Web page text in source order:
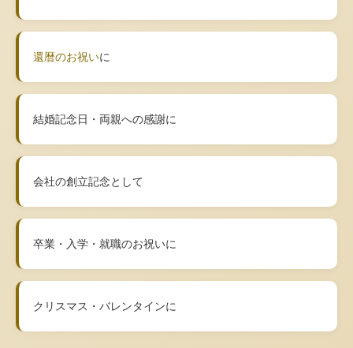
還暦のお祝いに
結婚記念日・両親への感謝に
会社の創立記念として
卒業・入学・就職のお祝いに
クリスマス・バレンタインに